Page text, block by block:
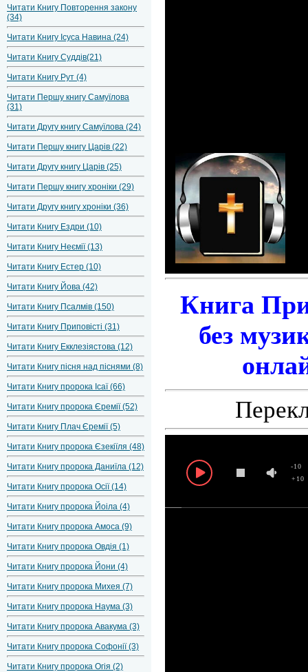
Читати Книгу Повторення закону
(34)
Читати Книгу Ісуса Навина (24)
Читати Книгу Суддів(21)
Читати Книгу Рут (4)
Читати Першу книгу Самуїлова
(31)
Читати Другу книгу Самуїлова (24)
Читати Першу книгу Царів (22)
Читати Другу книгу Царів (25)
Читати Першу книгу хроніки (29)
Читати Другу книгу хроніки (36)
Читати Книгу Ездри (10)
Читати Книгу Неємії (13)
Читати Книгу Естер (10)
Читати Книгу Йова (42)
Читати Книгу Псалмів (150)
Читати Книгу Приповісті (31)
Читати Книгу Екклезіястова (12)
Читати Книгу пісня над піснями (8)
Читати Книгу пророка Ісаї (66)
Читати Книгу пророка Єремії (52)
Читати Книгу Плач Єремії (5)
Читати Книгу пророка Єзекіїля (48)
Читати Книгу пророка Даниїла (12)
Читати Книгу пророка Осії (14)
Читати Книгу пророка Йоіла (4)
Читати Книгу пророка Амоса (9)
Читати Книгу пророка Овдія (1)
Читати Книгу пророка Йони (4)
Читати Книгу пророка Михея (7)
Читати Книгу пророка Наума (3)
Читати Книгу пророка Авакума (3)
Читати Книгу пророка Софонії (3)
Читати Книгу пророка Огія (2)
Книга
без
+10
-10